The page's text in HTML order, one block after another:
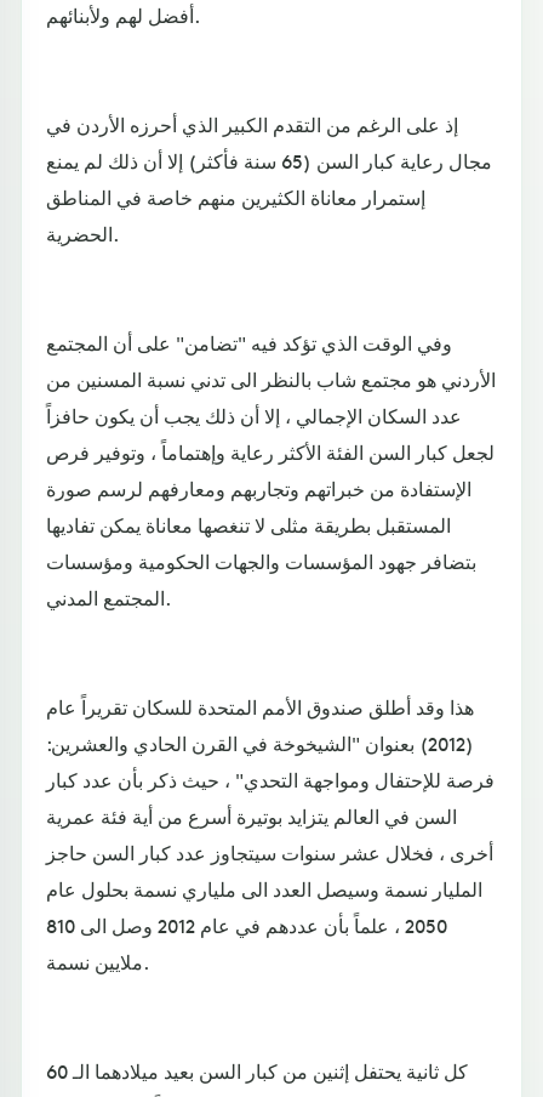
أفضل لهم ولأبنائهم.
إذ على الرغم من التقدم الكبير الذي أحرزه الأردن في
مجال رعاية كبار السن (65 سنة فأكثر) إلا أن ذلك لم يمنع
إستمرار معاناة الكثيرين منهم خاصة في المناطق
الحضرية.
وفي الوقت الذي تؤكد فيه "تضامن" على أن المجتمع
الأردني هو مجتمع شاب بالنظر الى تدني نسبة المسنين من
عدد السكان الإجمالي ، إلا أن ذلك يجب أن يكون حافزاً
لجعل كبار السن الفئة الأكثر رعاية وإهتماماً ، وتوفير فرص
الإستفادة من خبراتهم وتجاربهم ومعارفهم لرسم صورة
المستقبل بطريقة مثلى لا تنغصها معاناة يمكن تفاديها
بتضافر جهود المؤسسات والجهات الحكومية ومؤسسات
المجتمع المدني.
هذا وقد أطلق صندوق الأمم المتحدة للسكان تقريراً عام
(2012) بعنوان "الشيخوخة في القرن الحادي والعشرين:
فرصة للإحتفال ومواجهة التحدي" ، حيث ذكر بأن عدد كبار
السن في العالم يتزايد بوتيرة أسرع من أية فئة عمرية
أخرى ، فخلال عشر سنوات سيتجاوز عدد كبار السن حاجز
المليار نسمة وسيصل العدد الى ملياري نسمة بحلول عام
2050 ، علماً بأن عددهم في عام 2012 وصل الى 810
ملايين نسمة.
كل ثانية يحتفل إثنين من كبار السن بعيد ميلادهما الـ 60